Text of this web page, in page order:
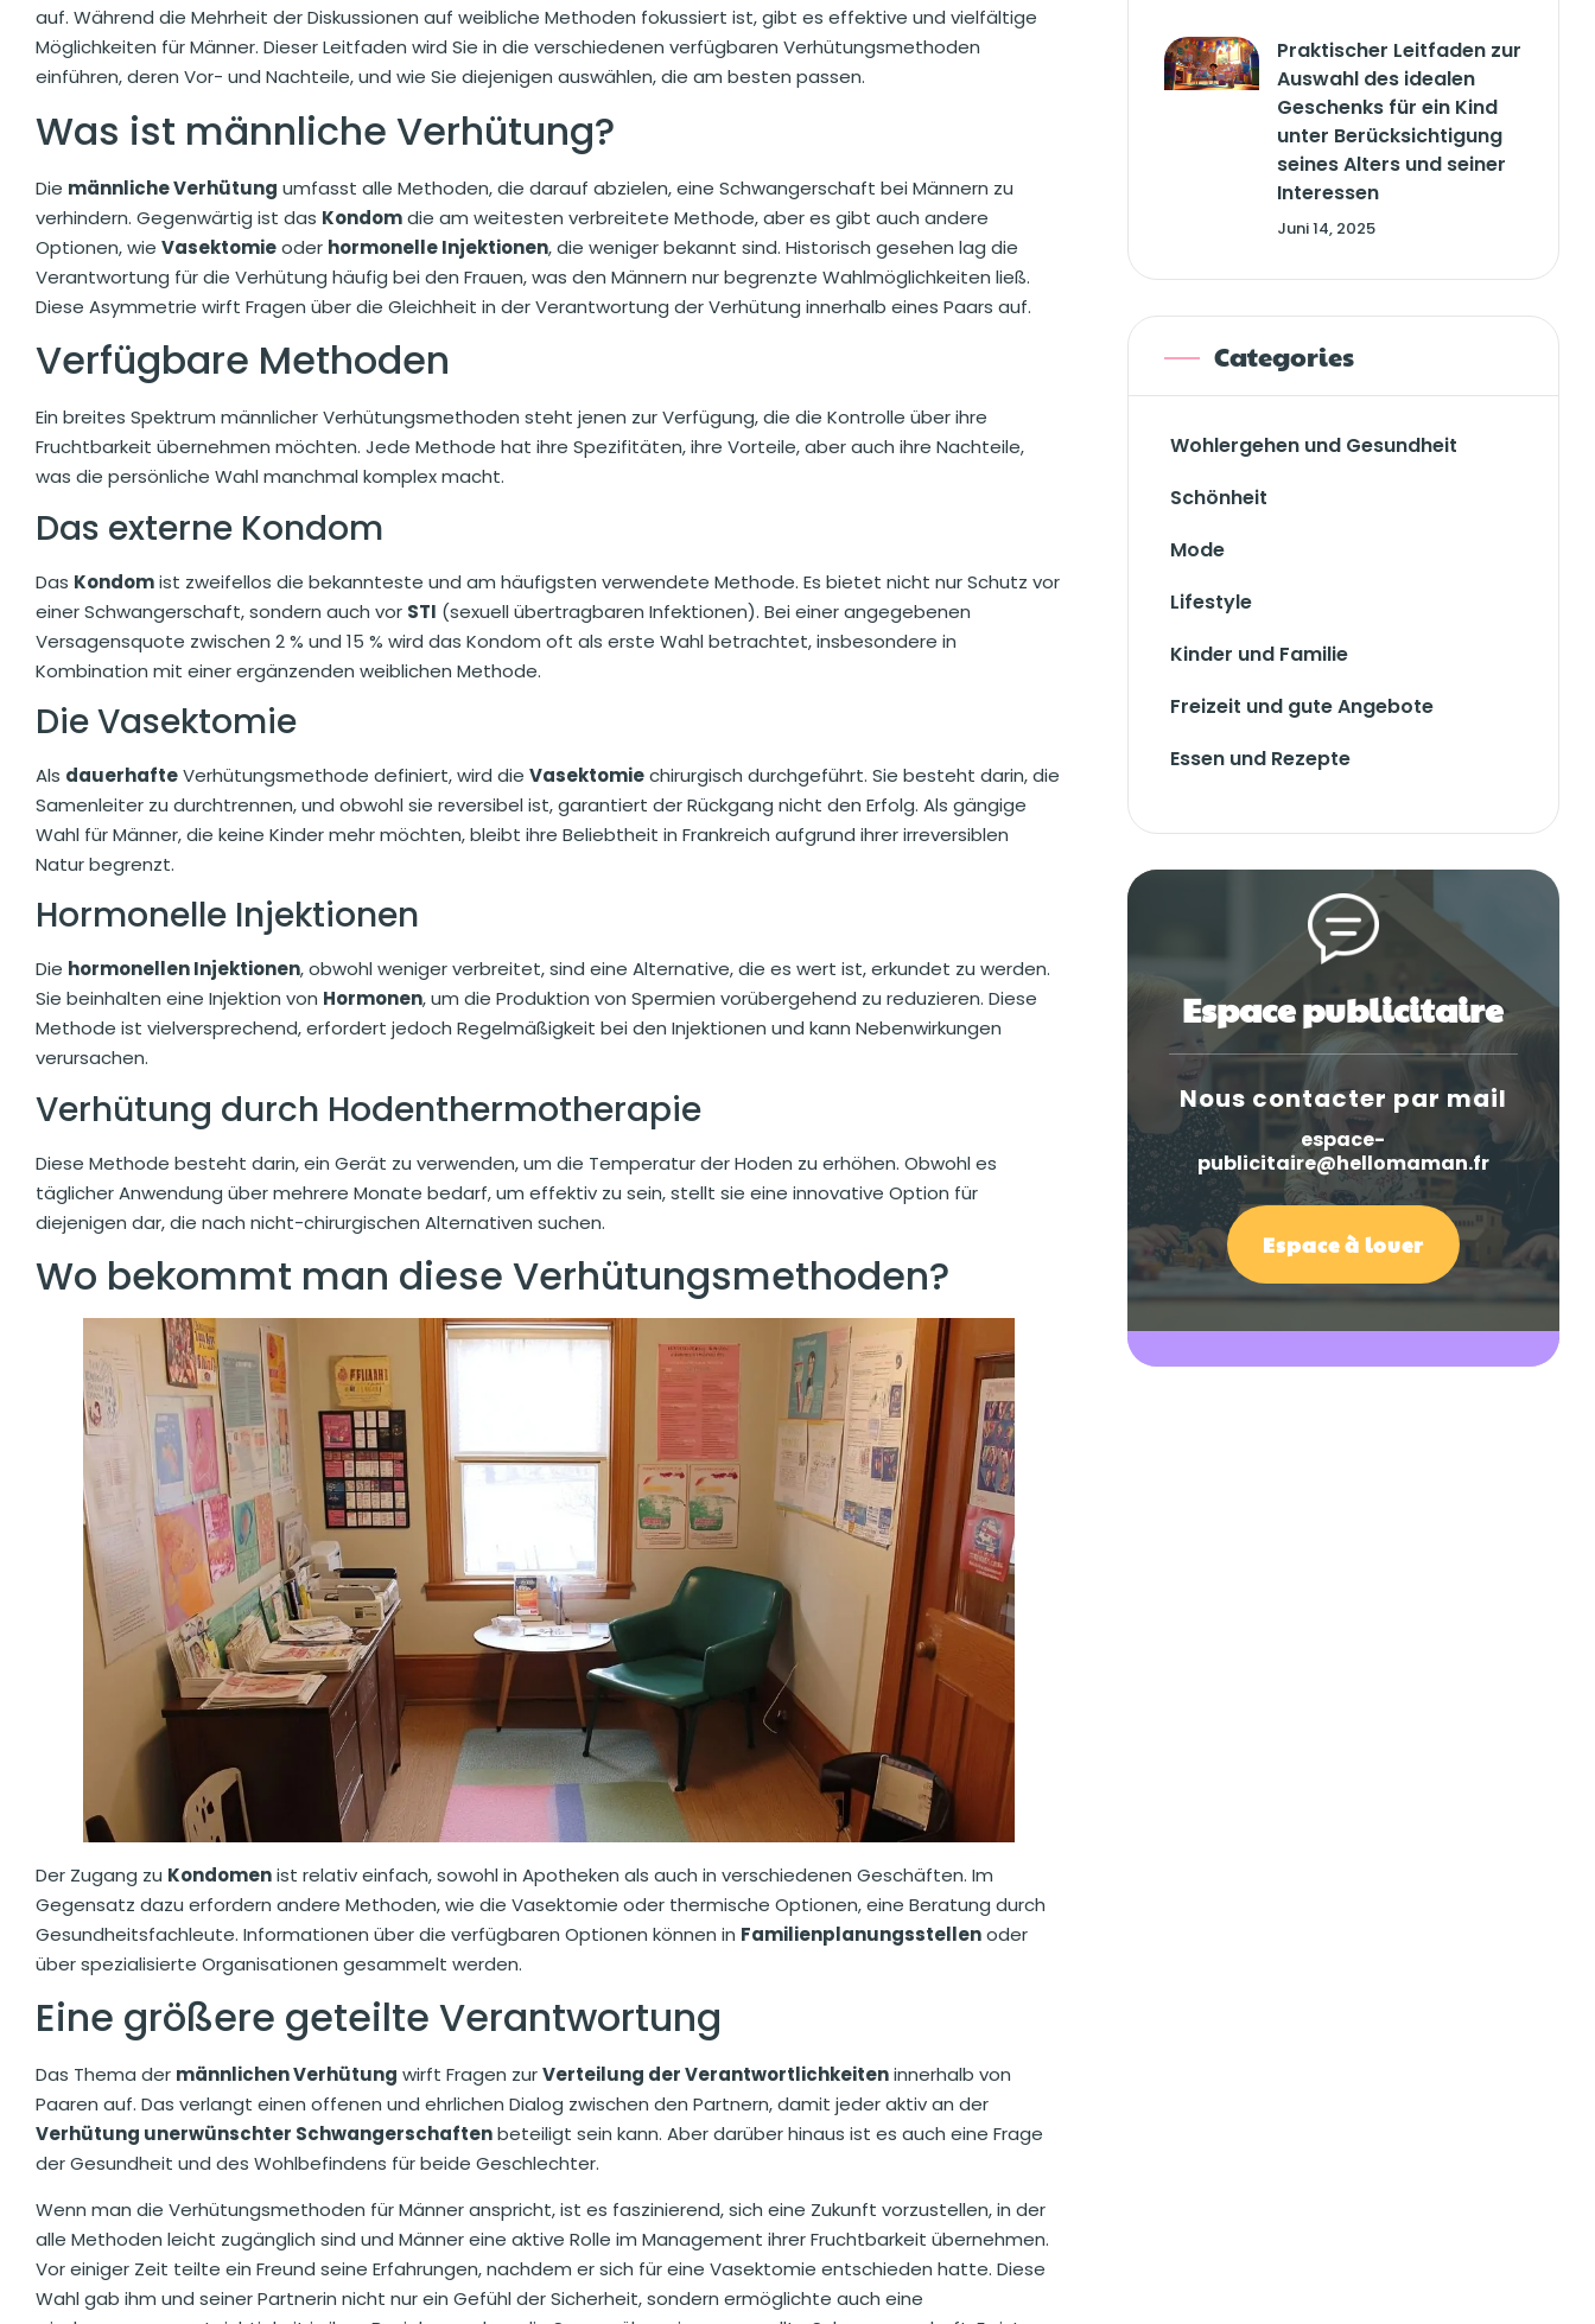
auf. Während die Mehrheit der Diskussionen auf weibliche Methoden fokussiert ist, gibt es effektive und vielfältige
Möglichkeiten für Männer. Dieser Leitfaden wird Sie in die verschiedenen verfügbaren Verhütungsmethoden
einführen, deren Vor- und Nachteile, und wie Sie diejenigen auswählen, die am besten passen.
Was ist männliche Verhütung?
Die männliche Verhütung umfasst alle Methoden, die darauf abzielen, eine Schwangerschaft bei Männern zu
verhindern. Gegenwärtig ist das Kondomdie am weitesten verbreitete Methode, aber es gibt auch andere
Optionen, wie Vasektomieoder hormonelle Injektionen, die weniger bekannt sind. Historisch gesehen lag die
Verantwortung für die Verhütung häufig bei den Frauen, was den Männern nur begrenzte Wahlmöglichkeiten ließ.
Diese Asymmetrie wirft Fragen über die Gleichheit in der Verantwortung der Verhütung innerhalb eines Paars auf.
Verfügbare Methoden
Ein breites Spektrum männlicher Verhütungsmethoden steht jenen zur Verfügung, die die Kontrolle über ihre
Fruchtbarkeit übernehmen möchten. Jede Methode hat ihre Spezifitäten, ihre Vorteile, aber auch ihre Nachteile,
was die persönliche Wahl manchmal komplex macht.
Das externe Kondom
Das Kondomist zweifellos die bekannteste und am häufigsten verwendete Methode. Es bietet nicht nur Schutz vor
einer Schwangerschaft, sondern auch vor STI (sexuell übertragbaren Infektionen). Bei einer angegebenen
Versagensquote zwischen 2 % und 15 % wird das Kondom oft als erste Wahl betrachtet, insbesondere in
Kombination mit einer ergänzenden weiblichen Methode.
Die Vasektomie
Als dauerhafteVerhütungsmethode definiert, wird die Vasektomiechirurgisch durchgeführt. Sie besteht darin, die
Samenleiter zu durchtrennen, und obwohl sie reversibel ist, garantiert der Rückgang nicht den Erfolg. Als gängige
Wahl für Männer, die keine Kinder mehr möchten, bleibt ihre Beliebtheit in Frankreich aufgrund ihrer irreversiblen
Natur begrenzt.
Hormonelle Injektionen
Die hormonellen Injektionen, obwohl weniger verbreitet, sind eine Alternative, die es wert ist, erkundet zu werden.
Sie beinhalten eine Injektion von Hormonen, um die Produktion von Spermien vorübergehend zu reduzieren. Diese
Methode ist vielversprechend, erfordert jedoch Regelmäßigkeit bei den Injektionen und kann Nebenwirkungen
verursachen.
Verhütung durch Hodenthermotherapie
Diese Methode besteht darin, ein Gerät zu verwenden, um die Temperatur der Hoden zu erhöhen. Obwohl es
täglicher Anwendung über mehrere Monate bedarf, um effektiv zu sein, stellt sie eine innovative Option für
diejenigen dar, die nach nicht-chirurgischen Alternativen suchen.
Wo bekommt man diese Verhütungsmethoden?
Der Zugang zu Kondomenist relativ einfach, sowohl in Apotheken als auch in verschiedenen Geschäften. Im
Gegensatz dazu erfordern andere Methoden, wie die Vasektomie oder thermische Optionen, eine Beratung durch
Gesundheitsfachleute. Informationen über die verfügbaren Optionen können in Familienplanungsstellenoder
über spezialisierte Organisationen gesammelt werden.
Eine größere geteilte Verantwortung
Das Thema der männlichen Verhütung wirft Fragen zurVerteilung der Verantwortlichkeiteninnerhalb von
Paaren auf. Das verlangt einen offenen und ehrlichen Dialog zwischen den Partnern, damit jeder aktiv an der
Verhütung unerwünschter Schwangerschaftenbeteiligt sein kann. Aber darüber hinaus ist es auch eine Frage
der Gesundheit und des Wohlbefindens für beide Geschlechter.
Wenn man die Verhütungsmethoden für Männer anspricht, ist es faszinierend, sich eine Zukunft vorzustellen, in der
alle Methoden leicht zugänglich sind und Männer eine aktive Rolle im Management ihrer Fruchtbarkeit übernehmen.
Vor einiger Zeit teilte ein Freund seine Erfahrungen, nachdem er sich für eine Vasektomie entschieden hatte. Diese
Wahl gab ihm und seiner Partnerin nicht nur ein Gefühl der Sicherheit, sondern ermöglichte auch eine
Praktischer Leitfaden zur
Auswahl des idealen
Geschenks für ein Kind
unter Berücksichtigung
seines Alters und seiner
Interessen
Juni 14, 2025
Categories
Wohlergehen und Gesundheit
Schönheit
Mode
Lifestyle
Kinder und Familie
Freizeit und gute Angebote
Essen und Rezepte
Espace publicitaire
Nous contacter par mail
espace-
publicitaire@hellomaman.fr
Espace à louer